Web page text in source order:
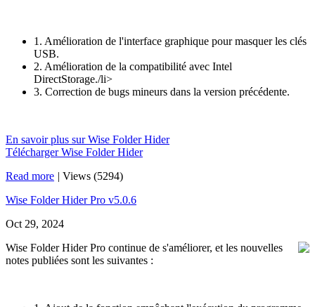
1. Amélioration de l'interface graphique pour masquer les clés
USB.
2. Amélioration de la compatibilité avec Intel
DirectStorage./li>
3. Correction de bugs mineurs dans la version précédente.
En savoir plus sur Wise Folder Hider
Télécharger Wise Folder Hider
Read more | Views (5294)
Wise Folder Hider Pro v5.0.6
Oct 29, 2024
Wise Folder Hider Pro continue de s'améliorer, et les nouvelles
notes publiées sont les suivantes :